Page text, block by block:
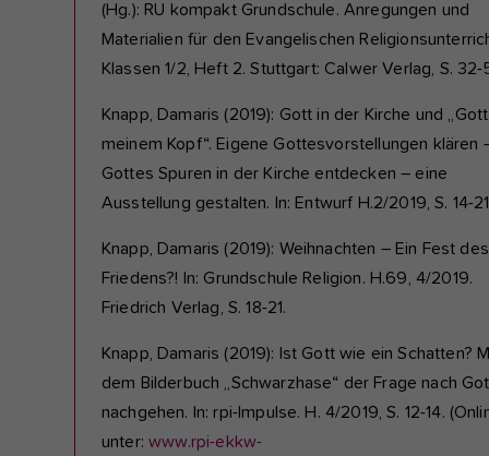
(Hg.): RU kompakt Grundschule. Anregungen und
Materialien für den Evangelischen
Klassen 1/2, Heft 2. Stuttgart: Calwer Verlag, S. 32-
Knapp, Damaris (2019): Gott in der Kirche und
meinem Kopf“. Eigene Gottesvorstellungen klären
Gottes Spuren in der Kirche entdecken – eine
Ausstellung gestalten. In: Entwurf H.2/2019, S. 14-
Knapp, Damaris (2019): Weihnachten – Ein Fest des
Friedens?! In: Grundschule Religion. H.69, 4/2019.
Friedrich Verlag, S. 18-21.
Knapp, Damaris (2019): Ist Gott wie ein Schatten?
dem Bilderbuch „Schwarzhase“ der Frage nach
nachgehen. In: rpi-Impulse. H. 4/2019, S. 12-14.
unter:www.rpi-ekkw-